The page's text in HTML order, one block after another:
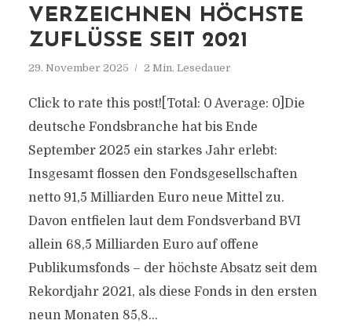
VERZEICHNEN HÖCHSTE
ZUFLÜSSE SEIT 2021
29. November 2025 2 Min. Lesedauer
Click to rate this post![Total: 0 Average: 0]Die
deutsche Fondsbranche hat bis Ende
September 2025 ein starkes Jahr erlebt:
Insgesamt flossen den Fondsgesellschaften
netto 91,5 Milliarden Euro neue Mittel zu.
Davon entfielen laut dem Fondsverband BVI
allein 68,5 Milliarden Euro auf offene
Publikumsfonds – der höchste Absatz seit dem
Rekordjahr 2021, als diese Fonds in den ersten
neun Monaten 85,8...